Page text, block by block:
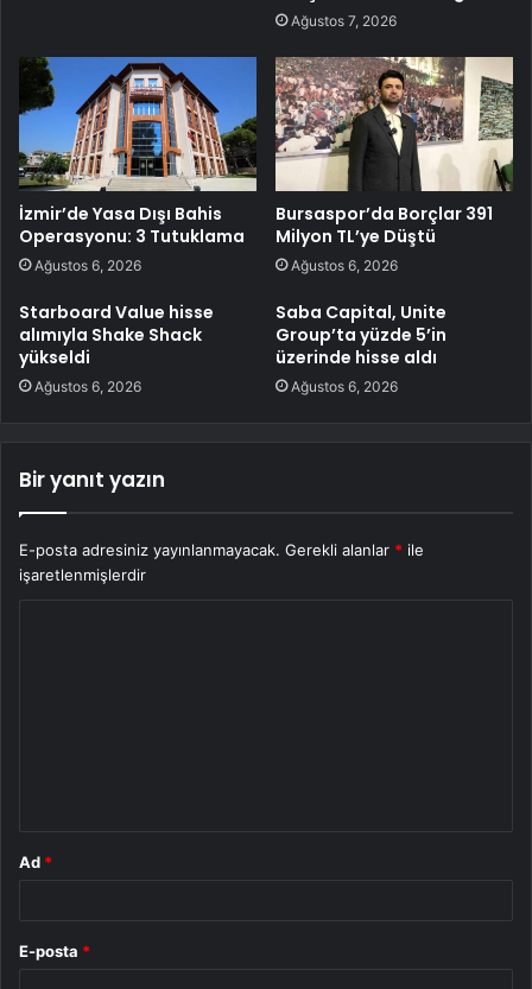
Ağustos 7, 2026
İzmir’de Yasa Dışı Bahis
Operasyonu: 3 Tutuklama
Ağustos 6, 2026
Bursaspor’da Borçlar 391
Milyon TL’ye Düştü
Ağustos 6, 2026
Starboard Value hisse
alımıyla Shake Shack
yükseldi
Ağustos 6, 2026
Saba Capital, Unite
Group’ta yüzde 5’in
üzerinde hisse aldı
Ağustos 6, 2026
Bir yanıt yazın
E-posta adresiniz yayınlanmayacak. Gerekli alanlar * ile
işaretlenmişlerdir
Ad *
E-posta *